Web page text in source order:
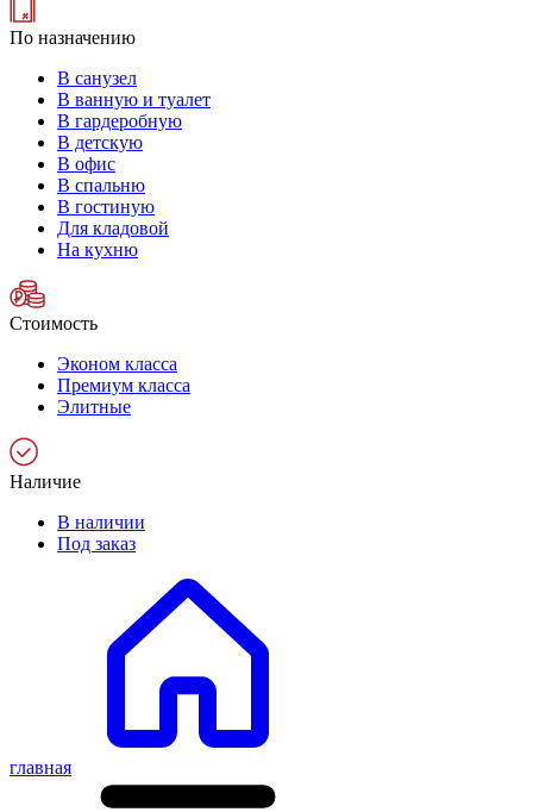
По назначению
В санузел
В ванную и туалет
В гардеробную
В детскую
В офис
В спальню
В гостиную
Для кладовой
На кухню
Стоимость
Эконом класса
Премиум класса
Элитные
Наличие
В наличии
Под заказ
главная